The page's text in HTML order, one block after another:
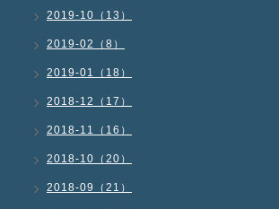
2019-10（13）
2019-02（8）
2019-01（18）
2018-12（17）
2018-11（16）
2018-10（20）
2018-09（21）